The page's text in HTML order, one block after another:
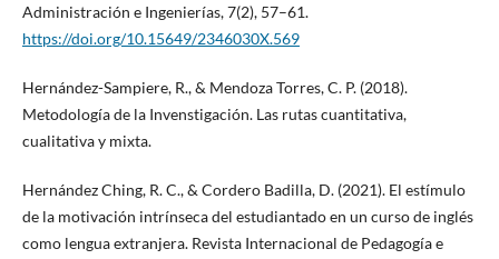
Administración e Ingenierías, 7(2), 57–61.
https://doi.org/10.15649/2346030X.569
Hernández-Sampiere, R., & Mendoza Torres, C. P. (2018).
Metodología de la Invenstigación. Las rutas cuantitativa,
cualitativa y mixta.
Hernández Ching, R. C., & Cordero Badilla, D. (2021). El estímulo
de la motivación intrínseca del estudiantado en un curso de inglés
como lengua extranjera. Revista Internacional de Pedagogía e